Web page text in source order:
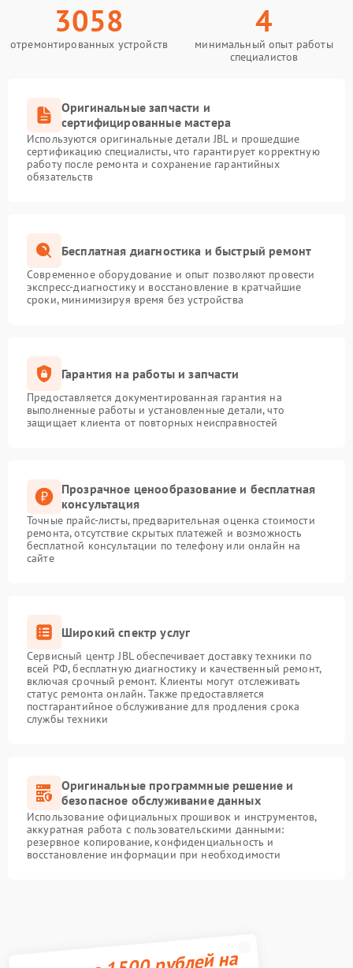
3058
отремонтированных устройств
4
минимальный опыт работы
специалистов
Оригинальные запчасти и
сертифицированные мастера
Используются оригинальные детали JBL и прошедшие
сертификацию специалисты, что гарантирует корректную
работу после ремонта и сохранение гарантийных
обязательств
Бесплатная диагностика и быстрый ремонт
Современное оборудование и опыт позволяют провести
экспресс-диагностику и восстановление в кратчайшие
сроки, минимизируя время без устройства
Гарантия на работы и запчасти
Предоставляется документированная гарантия на
выполненные работы и установленные детали, что
защищает клиента от повторных неисправностей
Прозрачное ценообразование и бесплатная
консультация
Точные прайс-листы, предварительная оценка стоимости
ремонта, отсутствие скрытых платежей и возможность
бесплатной консультации по телефону или онлайн на
сайте
Широкий спектр услуг
Сервисный центр JBL обеспечивает доставку техники по
всей РФ, бесплатную диагностику и качественный ремонт,
включая срочный ремонт. Клиенты могут отслеживать
статус ремонта онлайн. Также предоставляется
постгарантийное обслуживание для продления срока
службы техники
Оригинальные программные решение и
безопасное обслуживание данных
Использование официальных прошивок и инструментов,
аккуратная работа с пользовательскими данными:
резервное копирование, конфиденциальность и
восстановление информации при необходимости